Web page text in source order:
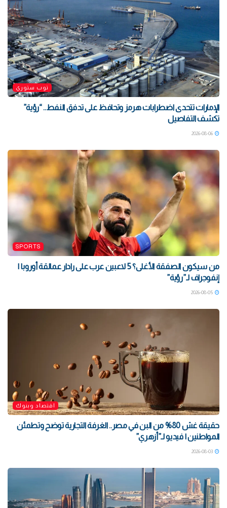
توب ستوري
الإمارات تتحدى اضطرابات هرمز وتحافظ على تدفق النفط.. “رؤية”
تكشف التفاصيل
SPORTS
من سيكون الصفقة الأغلى؟ 5 لاعبين عرب على رادار عمالقة أوروبا |
إنفوجراف لـ”رؤية”
اقتصاد وبنوك
حقيقة غش 80% من البن في مصر.. الغرفة التجارية توضح وتطمئن
المواطنين | فيديو لـ”أزهري”